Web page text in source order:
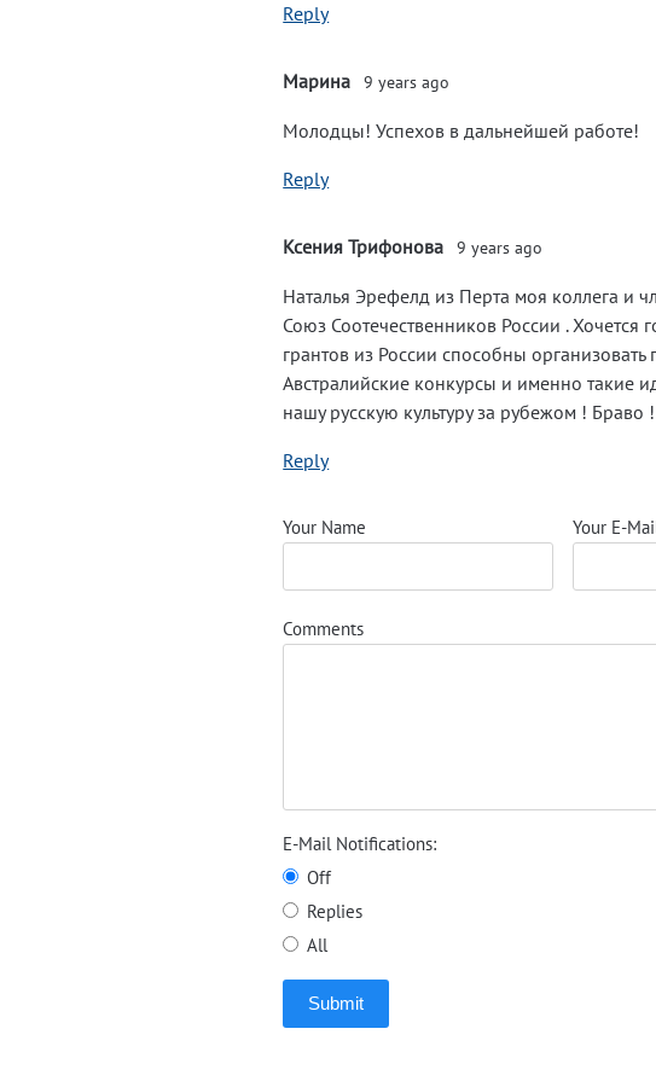
Reply
Марина 9 years ago
Молодцы! Успехов в дальнейшей работе!
Reply
Ксения Трифонова 9 years ago
Наталья Эрефелд из Перта моя коллега и
Союз Соотечественников России . Хочется
грантов из России способны
Австралийские конкурсы и именно такие
нашу русскую культуру за рубежом ! Браво !
Reply
Your Name Your E-
Comments
E-Mail Notifications:
Off
Replies
All
Submit